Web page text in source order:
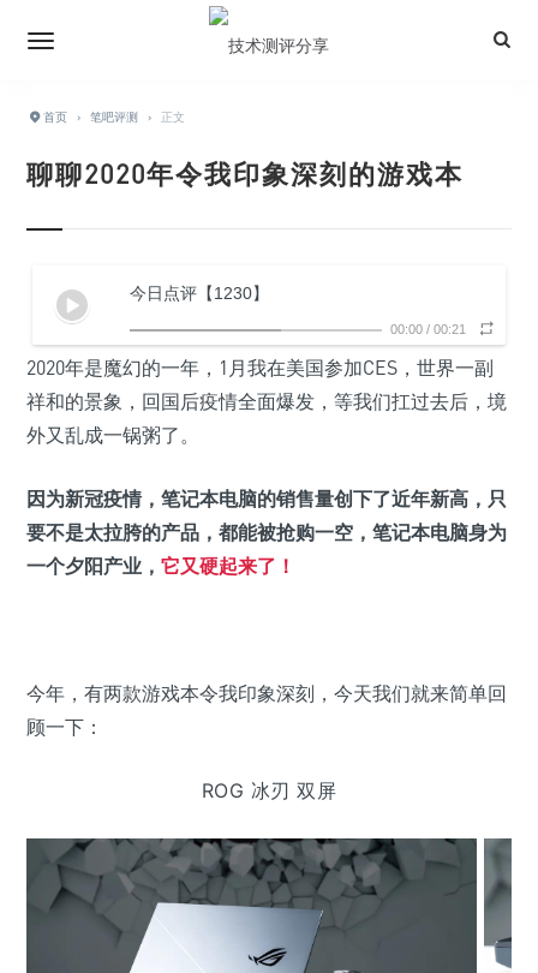
首页 › 笔吧评测 › 正文
聊聊2020年令我印象深刻的游戏本
今日点评【1230】
00:00 / 00:21
2020年是魔幻的一年，1月我在美国参加CES，世界一副
祥和的景象，回国后疫情全面爆发，等我们扛过去后，境
外又乱成一锅粥了。
因为新冠疫情，笔记本电脑的销售量创下了近年新高，只
要不是太拉胯的产品，都能被抢购一空，笔记本电脑身为
一个夕阳产业， 它又硬起来了！
今年，有两款游戏本令我印象深刻，今天我们就来简单回
顾一下：
ROG 冰刃 双屏